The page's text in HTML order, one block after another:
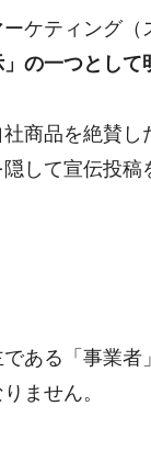
ケティング（
の一つとして
商品を絶賛
して宣伝投稿
ある「事業
ません。